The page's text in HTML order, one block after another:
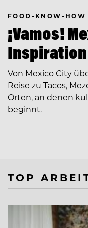
FOOD-KNOW-HOW
¡Vamos!
Inspiration
Von Mexico City
Reise zu Tacos,
Orten, an denen
beginnt.
TOP